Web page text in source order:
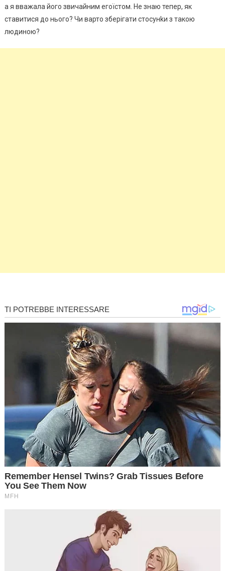
а я вважала його звичайним егоїстом. Не знаю тепер, як
ставитися до нього? Чи варто зберігати стосунkи з такою
людиною?